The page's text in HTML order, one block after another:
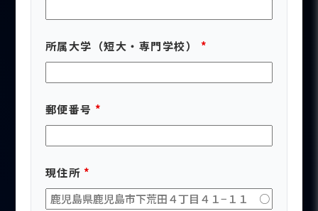
所属大学（短大・専門学校） *
郵便番号*
現住所 *